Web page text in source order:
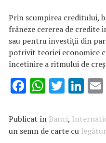
Prin scumpirea creditului,
frâneze cererea de credite
sau pentru investiţii din
potrivit teoriei economice
încetinire a ritmului de
F
e
b
W
at
s
T
it
te
Li
k
e
Publicat în Banci,
un semn de carte cu